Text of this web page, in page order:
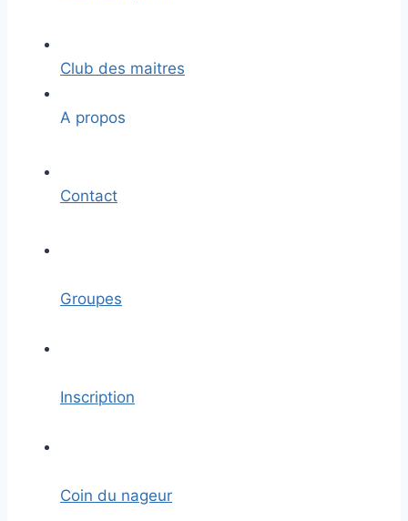
Club des maitres
A propos
Contact
Groupes
Inscription
Coin du nageur